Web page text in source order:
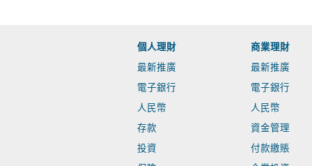
個人理財
最新推廣
電子銀行
人民幣
存款
投資
商業理財
最新推廣
電子銀行
人民幣
資金管理
付款繳賬